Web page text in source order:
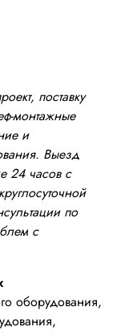
поставку
монтажные
и
Выезд
24 часов с
по
с
оборудования,